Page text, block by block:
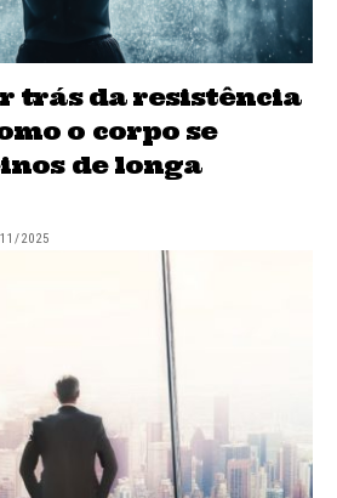
trás da resistência
o corpo se
de longa
2025